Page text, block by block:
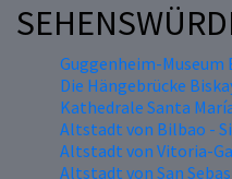
Guggenheim-Museum
Die Hängebrücke
Kathedrale Santa
Altstadt von Bilbao -
Altstadt von Vitoria-
Altstadt von San